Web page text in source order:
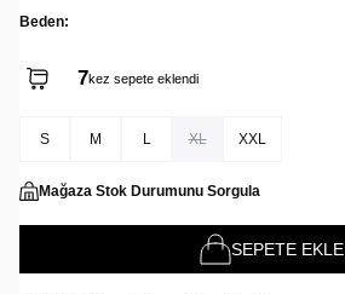
Beden:
7kez sepete eklendi
S M L XL XXL
Mağaza Stok Durumunu Sorgula
SEPETE EKLE